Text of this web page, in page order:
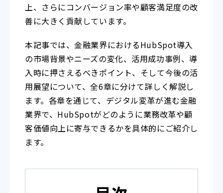
上、さらにコンバージョン率や顧客満足度の改
善に大きく貢献しています。
本記事では、金融業界におけるHubSpot導入
の市場背景やニーズの変化、活用成功事例、導
入時に押さえるべきポイント、そして今後の活
用展望について、全6章に分けて詳しく解説し
ます。各章を通じて、デジタル変革が進む金融
業界で、HubSpotがどのように業務改革や顧
客価値向上に寄与できるかを具体的にご紹介し
ます。